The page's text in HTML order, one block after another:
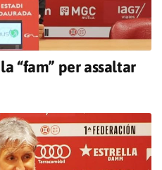
“fam” per assaltar